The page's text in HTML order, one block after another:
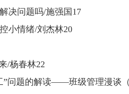
决问题吗/施强国 17
小情绪/刘杰林20
/杨春林22
”问题的解读——班级管理漫谈